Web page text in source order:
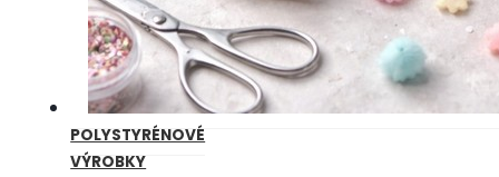
POLYSTYRÉNOVÉ
VÝROBKY